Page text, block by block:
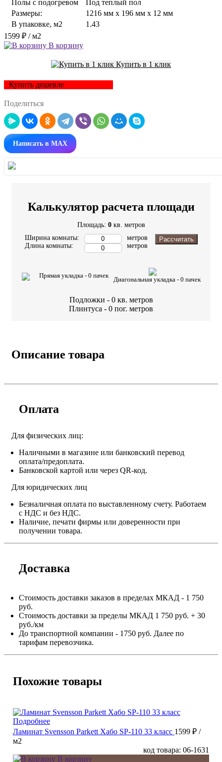
Полы с подогревом
Под теплый пол
Размеры:
1216 мм x 196 мм x 12 мм
В упаковке, м2
1.43
1599 ₽ / м2
В корзину
Купить в 1 клик
Купить дешевле
Поделиться
Написать в MAX
Калькулятор расчета площади
Площадь: 0 кв. метров
Ширина комнаты:
Длина комнаты:
метров
метров
Рассчитать
Прямая укладка - 0 пачек
Диагональная укладка - 0 пачек
Подложки - 0 кв. метров
Плинтуса - 0 пог. метров
Описание товара
Оплата
Для физических лиц:
Наличными в магазине или банковский перевод
оплата/предоплата.
Банковской картой или через QR-код.
Для юридических лиц
Безналичная оплата по выставленному счету. Работаем
с НДС и без НДС.
Наличие, печати фирмы или доверенности при
получении товара.
Доставка
Стоимость доставки заказов в пределах МКАД - 1 750
руб.
Стоимость доставки за пределы МКАД 1 750 руб. + 30
руб./км
До транспортной компании - 1750 руб. Далее по
тарифам перевозчика.
Похожие товары
Подробнее
Ламинат Svensson Parkett Хабо SP-110 33 класс 1599 ₽ /
м2
код товара: 06-1631
В корзину